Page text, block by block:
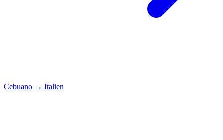
Cebuano → Italien